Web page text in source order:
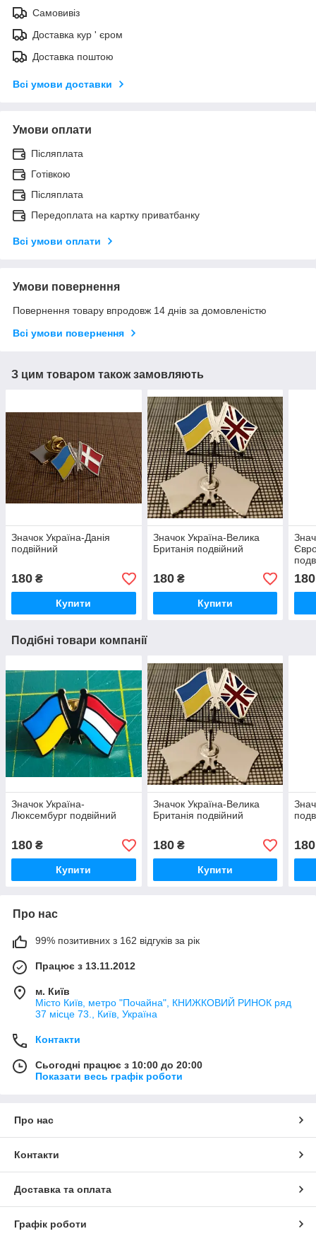
Самовивіз
Доставка кур ' єром
Доставка поштою
Всі умови доставки
Умови оплати
Післяплата
Готівкою
Післяплата
Передоплата на картку приватбанку
Всі умови оплати
Умови повернення
Повернення товару впродовж 14 днів за домовленістю
Всі умови повернення
З цим товаром також замовляють
Значок Україна-Данія
подвійний
180 ₴
Купити
Значок Україна-Велика
Британія подвійний
180₴
Купити
180
Подібні товари компанії
Значок Україна-
Люксембург подвійний
180 ₴
Купити
Значок Україна-Велика
Британія подвійний
180₴
Купити
180
Про нас
99% позитивних з 162 відгуків за рік
Працює з 13.11.2012
м. Київ
Місто Київ, метро "Почайна", КНИЖКОВИЙ РИНОК ряд
37 місце 73., Київ, Україна
Контакти
Сьогодні працює з 10:00 до 20:00
Показати весь графік роботи
Про нас
Контакти
Доставка та оплата
Графік роботи